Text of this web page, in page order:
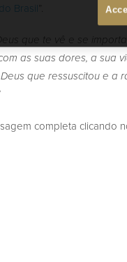
Brasil”.
que te vê e se importa
as suas dores, a sua
que ressuscitou e a
completa clicando